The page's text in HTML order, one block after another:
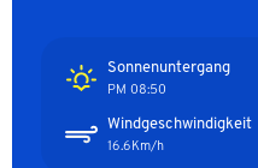
Sonnenuntergang
08:50 PM
Windgeschwindigkeit
16.6Km/h